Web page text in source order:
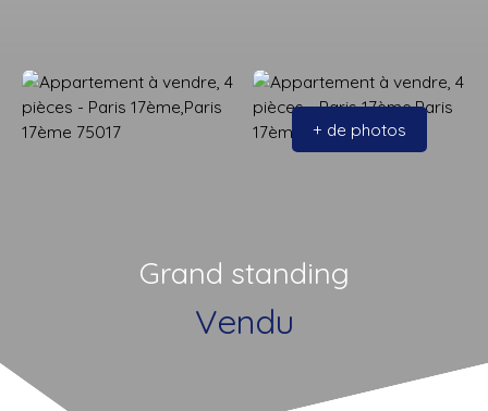
+ de photos
Grand standing
Vendu